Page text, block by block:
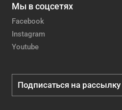
Мы в соцсетях
Facebook
Instagram
Youtube
Подписаться на рассылку